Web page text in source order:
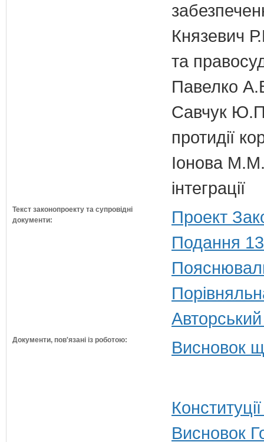
Князевич
та
Павелко
Савчук Ю.П.
протидії
Іонова М.М.
інтеграції
Текст законопроекту та супровідні
документи:
Проект
Подання
Документи, пов'язані із роботою: Висновок
Висновок